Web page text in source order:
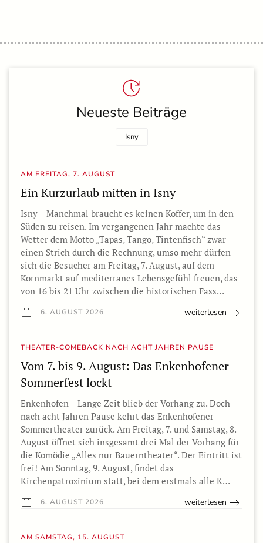
Neueste Beiträge
Isny
AM FREITAG, 7. AUGUST
Ein Kurzurlaub mitten in Isny
Isny – Manchmal braucht es keinen Koffer, um in den
Süden zu reisen. Im vergangenen Jahr machte das
Wetter dem Motto „Tapas, Tango, Tintenfisch“ zwar
einen Strich durch die Rechnung, umso mehr dürfen
sich die Besucher am Freitag, 7. August, auf dem
Kornmarkt auf mediterranes Lebensgefühl freuen, das
von 16 bis 21 Uhr zwischen die historischen Fass…
6. AUGUST 2026 weiterlesen
THEATER-COMEBACK NACH ACHT JAHREN PAUSE
Vom 7. bis 9. August: Das Enkenhofener
Sommerfest lockt
Enkenhofen – Lange Zeit blieb der Vorhang zu. Doch
nach acht Jahren Pause kehrt das Enkenhofener
Sommertheater zurück. Am Freitag, 7. und Samstag, 8.
August öffnet sich insgesamt drei Mal der Vorhang für
die Komödie „Alles nur Bauerntheater“. Der Eintritt ist
frei! Am Sonntag, 9. August, findet das
Kirchenpatrozinium statt, bei dem erstmals alle K…
6. AUGUST 2026 weiterlesen
AM SAMSTAG, 15. AUGUST